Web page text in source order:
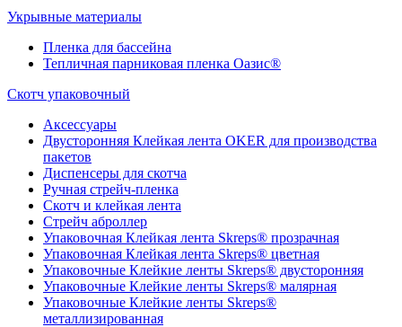
Укрывные материалы
Пленка для бассейна
Тепличная парниковая пленка Оазис®
Скотч упаковочный
Аксессуары
Двусторонняя Клейкая лента OKER для производства
пакетов
Диспенсеры для скотча
Ручная стрейч-пленка
Скотч и клейкая лента
Стрейч аброллер
Упаковочная Клейкая лента Skreps® прозрачная
Упаковочная Клейкая лента Skreps® цветная
Упаковочные Клейкие ленты Skreps® двусторонняя
Упаковочные Клейкие ленты Skreps® малярная
Упаковочные Клейкие ленты Skreps®
металлизированная